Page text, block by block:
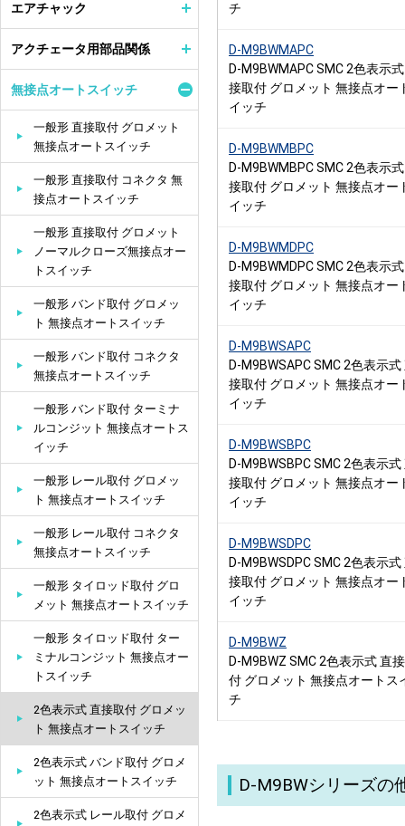
チ
D-M9BWMAPC
D-M9BWMAPC SMC 2色表示
接取付 グロメット 無接点オー
イッチ
D-M9BWMBPC
D-M9BWMBPC SMC 2色表示
接取付 グロメット 無接点オー
イッチ
D-M9BWMDPC
D-M9BWMDPC SMC 2色表示
接取付 グロメット 無接点オー
イッチ
D-M9BWSAPC
D-M9BWSAPC SMC 2色表示式
接取付 グロメット 無接点オー
イッチ
D-M9BWSBPC
D-M9BWSBPC SMC 2色表示式
接取付 グロメット 無接点オー
イッチ
D-M9BWSDPC
D-M9BWSDPC SMC 2色表示式
接取付 グロメット 無接点オー
イッチ
D-M9BWZ
D-M9BWZ SMC 2色表示式 直
付 グロメット 無接点オートス
チ
D-M9BWシリーズの
エアチャック
アクチェータ用部品関係
無接点オートスイッチ
一般形 直接取付 グロメット
無接点オートスイッチ
一般形 直接取付 コネクタ 無
接点オートスイッチ
一般形 直接取付 グロメット
ノーマルクローズ無接点オー
トスイッチ
一般形 バンド取付 グロメッ
ト 無接点オートスイッチ
一般形 バンド取付 コネクタ
無接点オートスイッチ
一般形 バンド取付 ターミナ
ルコンジット 無接点オートス
イッチ
一般形 レール取付 グロメッ
ト 無接点オートスイッチ
一般形 レール取付 コネクタ
無接点オートスイッチ
一般形 タイロッド取付 グロ
メット 無接点オートスイッチ
一般形 タイロッド取付 ター
ミナルコンジット 無接点オー
トスイッチ
2色表示式 直接取付 グロメッ
ト 無接点オートスイッチ
2色表示式 バンド取付 グロメ
ット 無接点オートスイッチ
2色表示式 レール取付 グロメ